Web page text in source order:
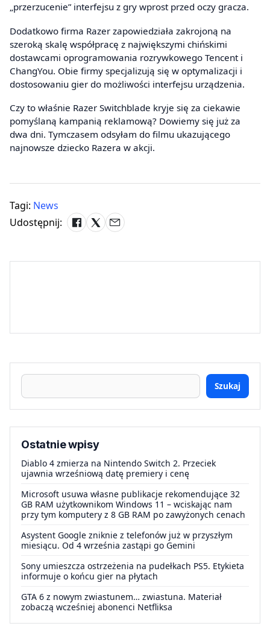
„przerzucenie” interfejsu z gry wprost przed oczy gracza.
Dodatkowo firma Razer zapowiedziała zakrojoną na
szeroką skalę współpracę z największymi chińskimi
dostawcami oprogramowania rozrywkowego Tencent i
ChangYou. Obie firmy specjalizują się w optymalizacji i
dostosowaniu gier do możliwości interfejsu urządzenia.
Czy to właśnie Razer Switchblade kryje się za ciekawie
pomyślaną kampanią reklamową? Dowiemy się już za
dwa dni. Tymczasem odsyłam do filmu ukazującego
najnowsze dziecko Razera w akcji.
Tagi: News
Udostępnij:
Szukaj
Ostatnie wpisy
Diablo 4 zmierza na Nintendo Switch 2. Przeciek
ujawnia wrześniową datę premiery i cenę
Microsoft usuwa własne publikacje rekomendujące 32
GB RAM użytkownikom Windows 11 – wciskając nam
przy tym komputery z 8 GB RAM po zawyżonych cenach
Asystent Google zniknie z telefonów już w przyszłym
miesiącu. Od 4 września zastąpi go Gemini
Sony umieszcza ostrzeżenia na pudełkach PS5. Etykieta
informuje o końcu gier na płytach
GTA 6 z nowym zwiastunem… zwiastuna. Materiał
zobaczą wcześniej abonenci Netfliksa